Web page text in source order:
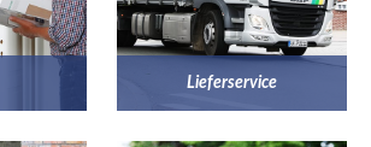
Lieferservice